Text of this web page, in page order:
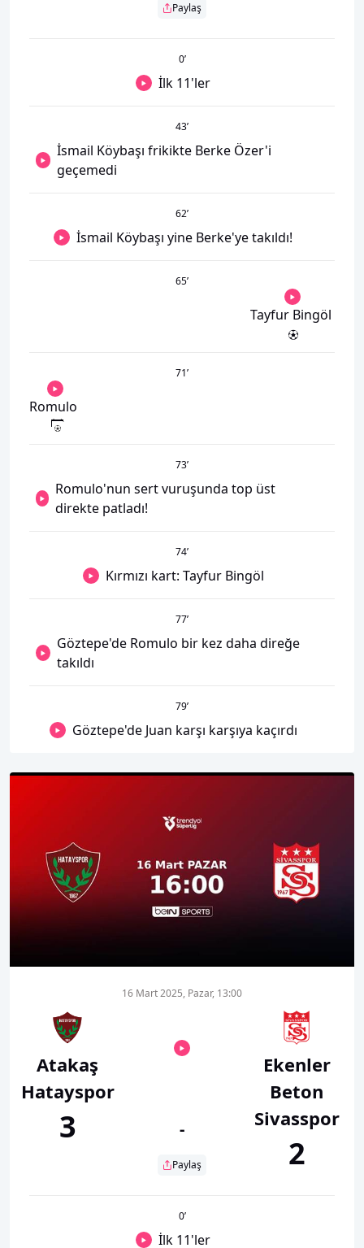
Paylaş
0’
İlk 11'ler
43’
İsmail Köybaşı frikikte Berke Özer'i
geçemedi
62’
İsmail Köybaşı yine Berke'ye takıldı!
65’
Tayfur Bingöl
71’
Romulo
73’
Romulo'nun sert vuruşunda top üst
direkte patladı!
74’
Kırmızı kart: Tayfur Bingöl
77’
Göztepe'de Romulo bir kez daha direğe
takıldı
79’
Göztepe'de Juan karşı karşıya kaçırdı
Atakaş
Hatayspor
3
16 Mart 2025, Pazar, 13:00
-
Paylaş
Ekenler
Beton
Sivasspor
2
0’
İlk 11'ler